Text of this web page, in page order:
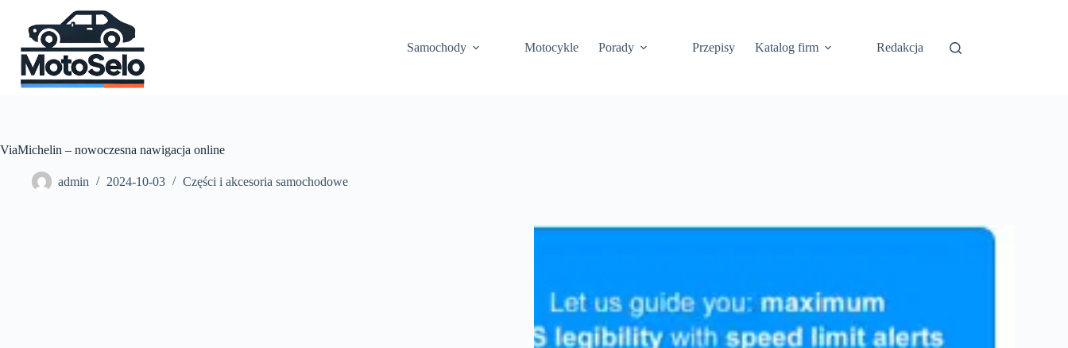
Samochody
Motocykle Porady Przepisy Katalog firm Redakcja
ViaMichelin – nowoczesna nawigacja online
admin 2024-10-03 Części i akcesoria samochodowe